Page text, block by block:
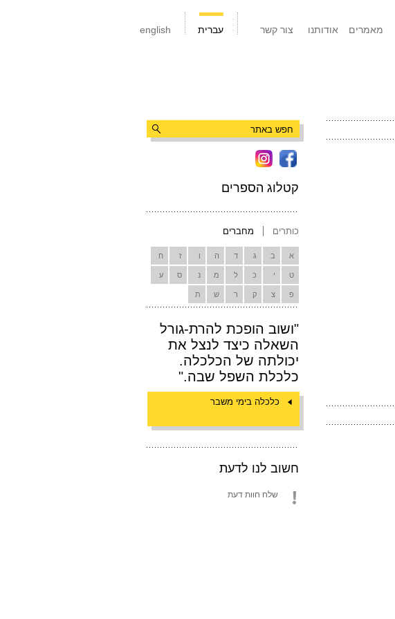
english עברית צור קשר אודותנו מאמרים
קטלוג הספרים
כותרים מחברים
א ב ג ד ה ו ז ח
ט י כ ל מ נ ס ע
פ צ ק ר ש ת
"ושוב הופכת להרת-גורל
השאלה כיצד לנצל את
יכולתה של הכלכלה.
כלכלת השפל שבה."
כלכלה בימי משבר
חשוב לנו לדעת
שלח חוות דעת